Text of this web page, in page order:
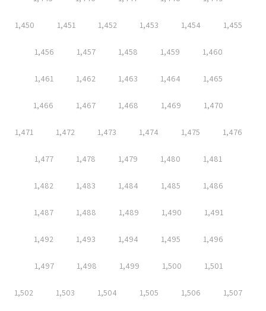
1,450 1,451 1,452 1,453 1,454 1,455
1,456 1,457 1,458 1,459 1,460
1,461 1,462 1,463 1,464 1,465
1,466 1,467 1,468 1,469 1,470
1,471 1,472 1,473 1,474 1,475 1,476
1,477 1,478 1,479 1,480 1,481
1,482 1,483 1,484 1,485 1,486
1,487 1,488 1,489 1,490 1,491
1,492 1,493 1,494 1,495 1,496
1,497 1,498 1,499 1,500 1,501
1,502 1,503 1,504 1,505 1,506 1,507